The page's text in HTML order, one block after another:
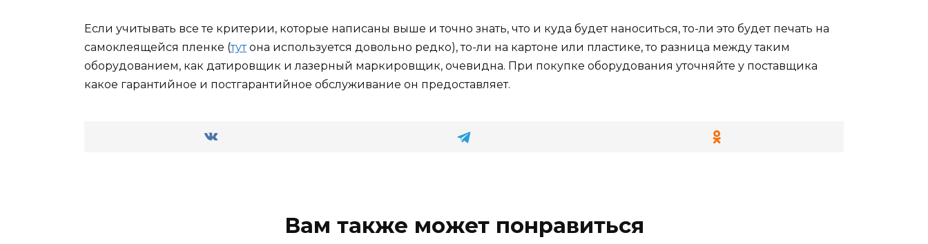
Если учитывать все те критерии, которые написаны выше и точно знать, что и куда будет наноситься, то-ли это будет печать на
самоклеящейся пленке (тутона используется довольно редко), то-ли на картоне или пластике, то разница между таким
оборудованием, как датировщик и лазерный маркировщик, очевидна. При покупке оборудования уточняйте у поставщика
какое гарантийное и постгарантийное обслуживание он предоставляет.
Вам также может понравиться